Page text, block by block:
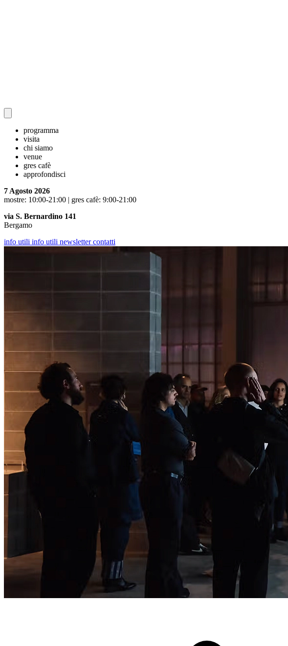
programma
visita
chi siamo
venue
gres cafè
approfondisci
7 Agosto 2026
mostre: 10:00-21:00 | gres cafè: 9:00-21:00
via S. Bernardino 141
Bergamo
info utili info utili newslettercontatti